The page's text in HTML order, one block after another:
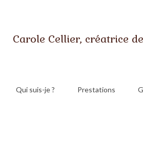
Carole Cellier, créatrice
Qui suis-je ? Prestations